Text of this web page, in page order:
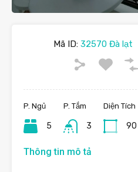
Mã ID: 32570 Đà lạt
P. Ngủ
5
P. Tắm
3
Diện Tích
90
Thông tin mô tả